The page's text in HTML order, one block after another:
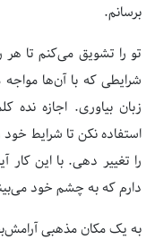
برسانم.
تو را تشویق می‌کنم تا هر
شرایطی که با آن‌ها
زبان بیاوری. اجازه نده
استفاده نکن تا شرایط
را تغییر دهی. با این
دارم که به چشم خود
به یک مکان مذهبی